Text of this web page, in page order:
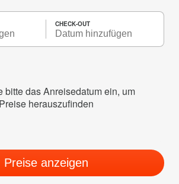
CHECK-OUT
bitte das Anreisedatum ein, um
Preise herauszufinden
Preise anzeigen